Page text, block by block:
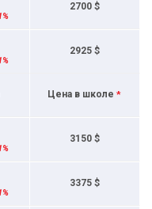
2700 $
2925 $
Цена в школе*
3150 $
3375 $